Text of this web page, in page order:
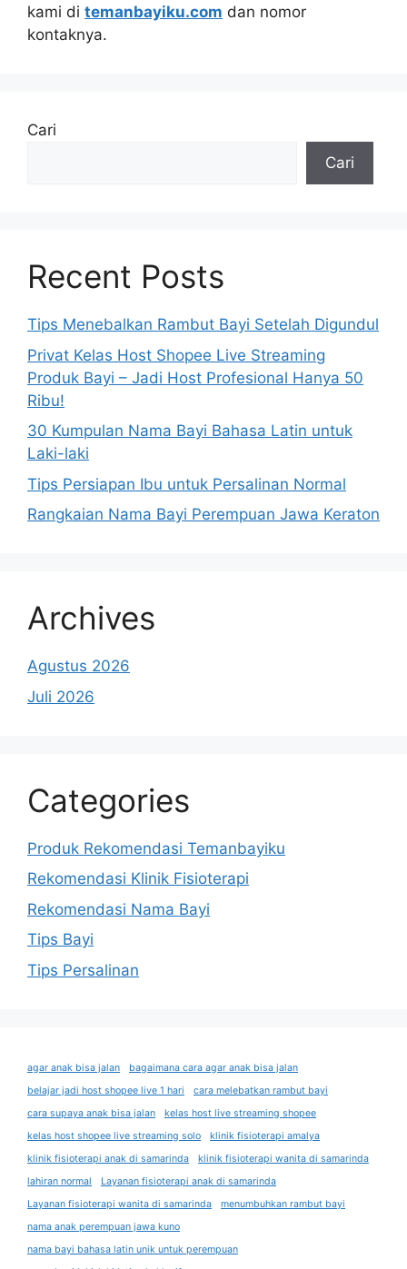
kami di temanbayiku.com dan nomor
kontaknya.
Cari
Cari
Recent Posts
Tips Menebalkan Rambut Bayi Setelah Digundul
Privat Kelas Host Shopee Live Streaming
Produk Bayi – Jadi Host Profesional Hanya 50
Ribu!
30 Kumpulan Nama Bayi Bahasa Latin untuk
Laki-laki
Tips Persiapan Ibu untuk Persalinan Normal
Rangkaian Nama Bayi Perempuan Jawa Keraton
Archives
Agustus 2026
Juli 2026
Categories
Produk Rekomendasi Temanbayiku
Rekomendasi Klinik Fisioterapi
Rekomendasi Nama Bayi
Tips Bayi
Tips Persalinan
agar anak bisa jalan
bagaimana cara agar anak bisa jalan
belajar jadi host shopee live 1 hari
cara melebatkan rambut bayi
cara supaya anak bisa jalan
kelas host live streaming shopee
kelas host shopee live streaming solo
klinik fisioterapi amalya
klinik fisioterapi anak di samarinda
klinik fisioterapi wanita di samarinda
lahiran normal
Layanan fisioterapi anak di samarinda
Layanan fisioterapi wanita di samarinda
menumbuhkan rambut bayi
nama anak perempuan jawa kuno
nama bayi bahasa latin unik untuk perempuan